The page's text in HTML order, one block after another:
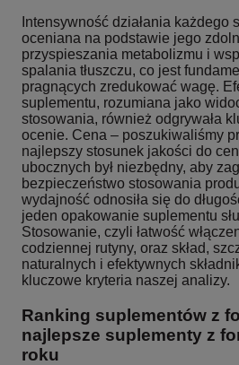
Intensywność działania każdego
oceniana na podstawie jego
przyspieszania metabolizmu i
spalania tłuszczu, co jest
pragnących zredukować wagę.
suplementu, rozumiana jako
stosowania, również odgrywała
ocenie. Cena – poszukiwaliśmy
najlepszy stosunek jakości do
ubocznych był niezbędny, aby
bezpieczeństwo stosowania
wydajność odnosiła się do
jeden opakowanie suplementu
Stosowanie, czyli łatwość
codziennej rutyny, oraz skład,
naturalnych i efektywnych
kluczowe kryteria naszej analizy.
Ranking suplementów z
najlepsze suplementy z
roku